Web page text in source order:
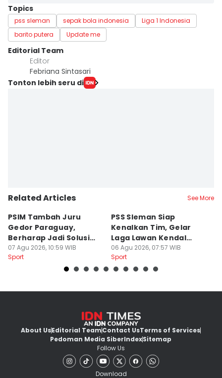
Topics
pss sleman sepak bola indonesia
Liga 1 Indonesia
barito putera
Update me
Editorial Team
Editor
Febriana Sintasari
Tonton lebih seru di
Related Articles See More
PSIM Tambah Juru
Gedor Paraguay,
Berharap Jadi Solusi
Minimnya Pencetak Gol
07 Agu 2026, 10:59 WIB
Sport
PSS Sleman Siap
Kenalkan Tim, Gelar
Laga Lawan Kendal
Tornado FC
06 Agu 2026, 07:57 WIB
Sport
About UsEditorial TeamContact UsTerms of Services
Pedoman Media SiberIndexSitemap
Follow Us
Download